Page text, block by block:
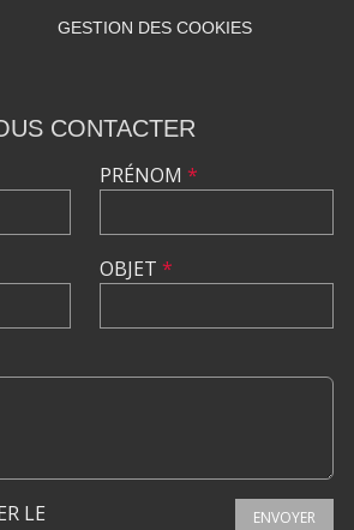
GESTION DES COOKIES
CONTACTER
PRÉNOM *
OBJET *
LE
ENVOYER